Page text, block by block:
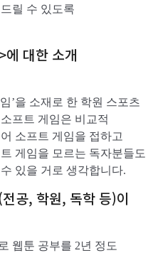
릴 수 있도록
대한 소개
’을 소재로 한 학원 스포츠
프트 게임은 비교적
소프트 게임을 접하고
게임을 모르는 독자분들도
있을 거로 생각합니다.
공, 학원, 독학 등)이
웹툰 공부를 2년 정도